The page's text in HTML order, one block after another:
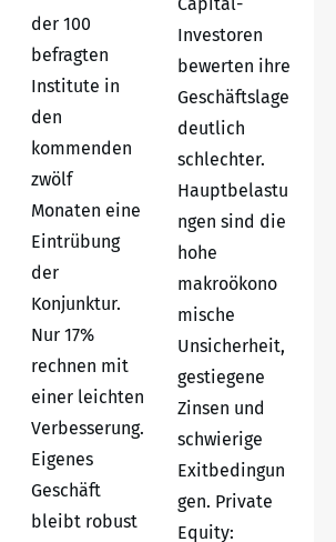
der 100
befragten
Institute in
den
kommenden
zwölf
Monaten eine
Eintrübung
der
Konjunktur.
Nur 17%
rechnen mit
einer leichten
Verbesserung.
Eigenes
Geschäft
bleibt robust
Investoren
bewerten ihre
Geschäftslage
deutlich
schlechter.
Hauptbelastu
ngen sind die
hohe
makroökono
mische
Unsicherheit,
gestiegene
Zinsen und
schwierige
Exitbedingun
gen. Private
Equity: